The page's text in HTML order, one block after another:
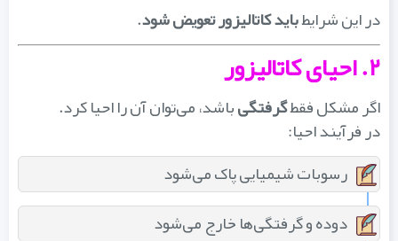
در این شرایطباید کاتالیزور تعویض شود.
اگر مشکل فقطگرفتگیباشد، می‌توان آن را احیا کرد.
در فرآیند احیا:
رسوبات شیمیایی پاک می‌شود
دوده و گرفتگی‌ها خارج می‌شود